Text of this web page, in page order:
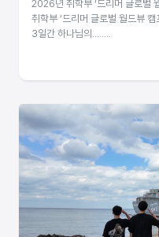
2026년 취학부 ‘드리머 글로벌
취학부 ‘드리머 글로벌 월드뷰
3일간 하나님의........